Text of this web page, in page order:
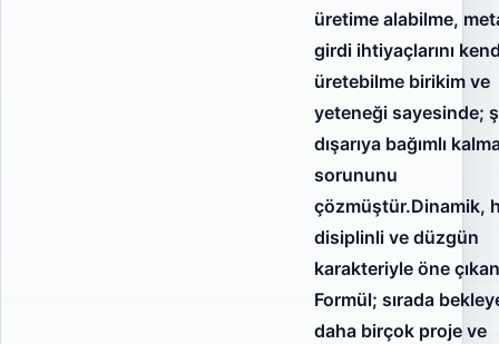
üretime alabilme,
girdi ihtiyaçlarını
üretebilme birikim ve
yeteneği sayesinde;
dışarıya bağımlı
sorununu
çözmüştür.Dinamik,
disiplinli ve düzgün
karakteriyle öne
Formül; sırada
daha birçok proje ve